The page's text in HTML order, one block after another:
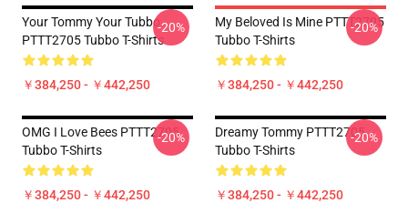
Your Tommy Your Tubbo
PTTT2705 Tubbo T-Shirts
￥384,250 - ￥442,250
-20%
My Beloved Is Mine PTTT2705
Tubbo T-Shirts
￥384,250 - ￥442,250
-20%
OMG I Love Bees PTTT2705
Tubbo T-Shirts
￥384,250 - ￥442,250
-20%
Dreamy Tommy PTTT2705
Tubbo T-Shirts
￥384,250 - ￥442,250
-20%